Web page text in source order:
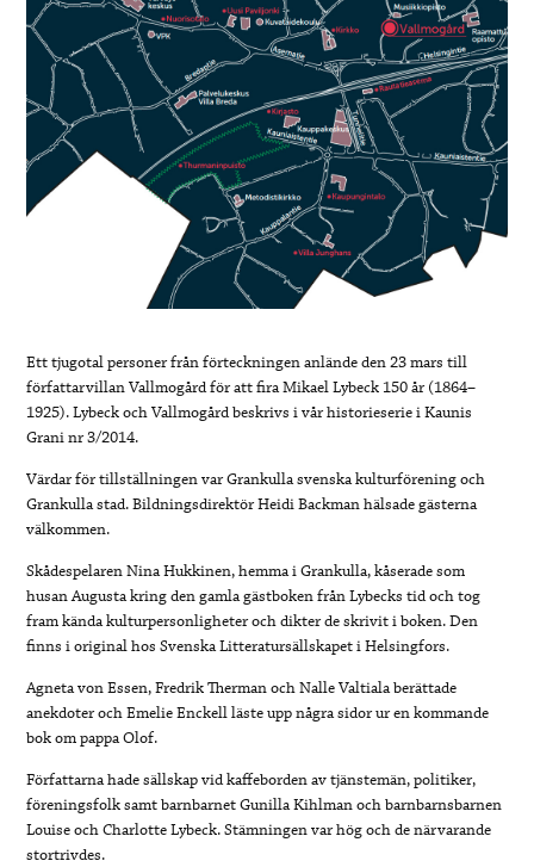
Ett tjugotal personer från förteckningen anlände den 23 mars till
författarvillan Vallmogård för att fira Mikael Lybeck 150 år (1864–
1925). Lybeck och Vallmogård beskrivs i vår historieserie i Kaunis
Grani nr 3/2014.
Värdar för tillställningen var Grankulla svenska kulturförening och
Grankulla stad. Bildningsdirektör Heidi Backman hälsade gästerna
välkommen.
Skådespelaren Nina Hukkinen, hemma i Grankulla, kåserade som
husan Augusta kring den gamla gästboken från Lybecks tid och tog
fram kända kulturpersonligheter och dikter de skrivit i boken. Den
finns i original hos Svenska Litteratursällskapet i Helsingfors.
Agneta von Essen, Fredrik Therman och Nalle Valtiala berättade
anekdoter och Emelie Enckell läste upp några sidor ur en kommande
bok om pappa Olof.
Författarna hade sällskap vid kaffeborden av tjänstemän, politiker,
föreningsfolk samt barnbarnet Gunilla Kihlman och barnbarnsbarnen
Louise och Charlotte Lybeck. Stämningen var hög och de närvarande
stortrivdes.